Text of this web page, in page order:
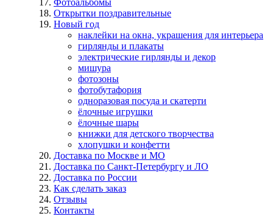
Фотоальбомы
Открытки поздравительные
Новый год
наклейки на окна, украшения для интерьера
гирлянды и плакаты
электрические гирлянды и декор
мишура
фотозоны
фотобутафория
одноразовая посуда и скатерти
ёлочные игрушки
ёлочные шары
книжки для детского творчества
хлопушки и конфетти
Доставка по Москве и МО
Доставка по Санкт-Петербургу и ЛО
Доставка по России
Как сделать заказ
Отзывы
Контакты